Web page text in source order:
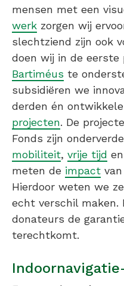
mensen met een
werk zorgen wij
slechtziend zijn ook
doen wij in de eerste
Bartiméus te
subsidiëren we
derden én
projecten. De
Fonds zijn
mobiliteit, vrije tijd en
meten de impact
Hierdoor weten we
echt verschil maken.
donateurs de
terechtkomt.